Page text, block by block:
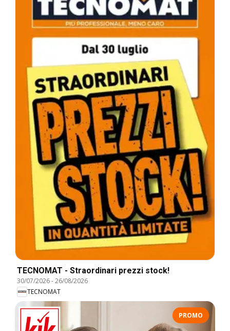
TECNOMAT - Straordinari prezzi stock!
30/07/2026-26/08/2026
TECNOMAT
PROMO